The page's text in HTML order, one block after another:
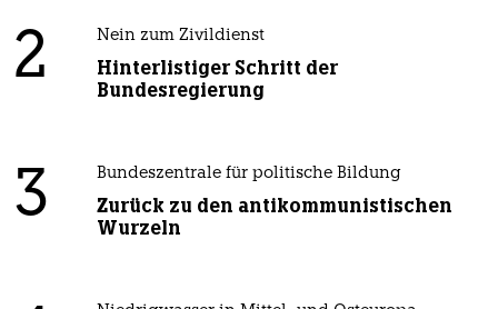
2 Nein zum Zivildienst
Hinterlistiger Schritt der
Bundesregierung
3 Bundeszentrale für politische Bildung
Zurück zu den antikommunistischen
Wurzeln